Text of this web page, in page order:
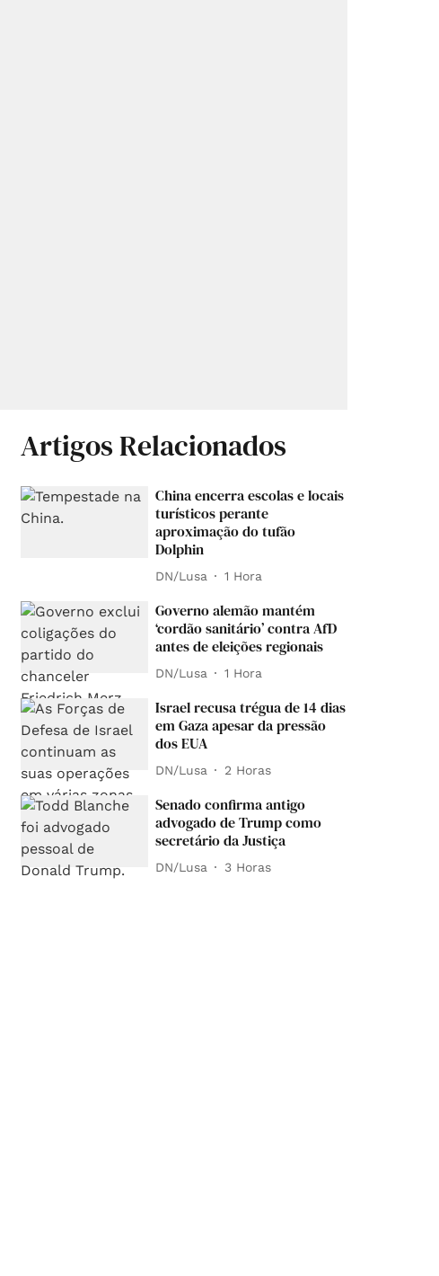
Artigos Relacionados
China encerra escolas e locais
turísticos perante
aproximação do tufão
Dolphin
DN/Lusa 1 Hora
Governo alemão mantém
‘cordão sanitário’ contra AfD
antes de eleições regionais
DN/Lusa 1 Hora
Israel recusa trégua de 14 dias
em Gaza apesar da pressão
dos EUA
DN/Lusa 2 Horas
Senado confirma antigo
advogado de Trump como
secretário da Justiça
DN/Lusa 3 Horas